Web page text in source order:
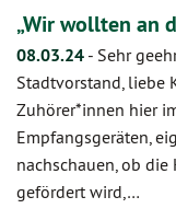
„Wir wollten an
08.03.24 - Sehr
Stadtvorstand, liebe
Zuhörer*innen hier
Empfangsgeräten,
nachschauen, ob
gefördert wird,…